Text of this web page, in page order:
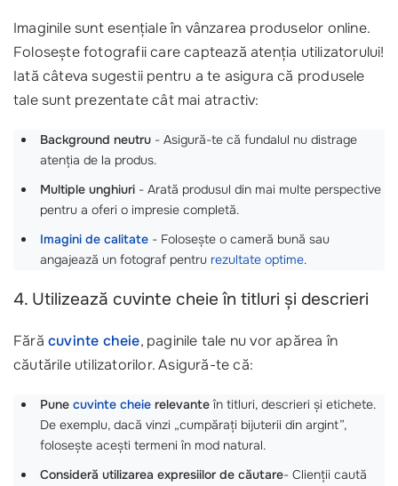
Imaginile sunt esențiale în vânzarea produselor online.
Folosește fotografii care captează atenția utilizatorului!
Iată câteva sugestii pentru a te asigura că produsele
tale sunt prezentate cât mai atractiv:
Background neutru - Asigură-te că fundalul nu distrage
atenția de la produs.
Multiple unghiuri - Arată produsul din mai multe perspective
pentru a oferi o impresie completă.
Imagini de calitate - Folosește o cameră bună sau
angajează un fotograf pentru rezultate optime.
4. Utilizează cuvinte cheie în titluri și descrieri
Fără cuvinte cheie, paginile tale nu vor apărea în
căutările utilizatorilor. Asigură-te că:
Pune cuvinte cheie relevanteîn titluri, descrieri și etichete.
De exemplu, dacă vinzi „cumpărați bijuterii din argint”,
folosește acești termeni în mod natural.
Consideră utilizarea expresiilor de căutare- Clienții caută